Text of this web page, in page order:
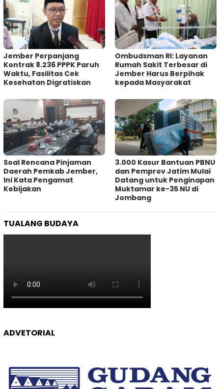
Jember Perpanjang
Kontrak 8.236 PPPK Paruh
Waktu, Fasilitas Cek
Kesehatan Digratiskan
Ombudsman RI: Layanan
Rumah Sakit Terbesar di
Jember Harus Berpihak
kepada Masyarakat
‎Soal Rencana Pinjaman
Daerah Pemkab Jember,
Ini Kata Pengamat
Kebijakan ‎
3.000 Kasur Bantuan PBNU
dan Pemprov Jatim Mulai
Datang untuk Penginapan
Muktamar ke-35 NU di
Jombang
TUALANG BUDAYA
ADVETORIAL